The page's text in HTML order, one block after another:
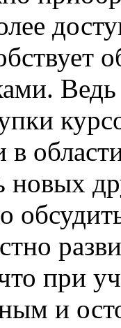
в
новых
при
и